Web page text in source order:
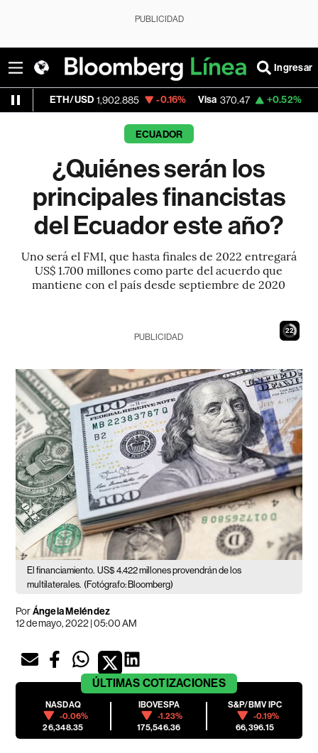
PUBLICIDAD
Ingresar
1,902.885 -0.16% Visa 370.47 +0.52% MercadoLibre
ECUADOR
¿Quiénes serán los
principales financistas
del Ecuador este año?
Uno será el FMI, que hasta finales de 2022 entregará
US$ 1.700 millones como parte del acuerdo que
mantiene con el país desde septiembre de 2020
21
PUBLICIDAD
El financiamiento. US$ 4.422 millones provendrán de los
multilaterales. (Fotógrafo: Bloomberg)
PorÁngela Meléndez
12 de mayo, 2022 | 05:00 AM
ÚLTIMAS COTIZACIONES
NASDAQ
-0.06%
26,348.35
IBOVESPA
-1.23%
175,546.36
S&P/BMV IPC
-0.19%
66,396.15